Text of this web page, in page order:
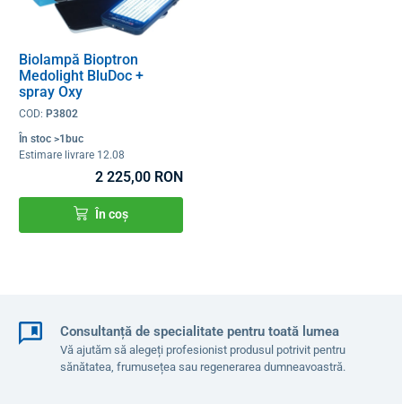
Biolampă Bioptron
Medolight BluDoc +
spray Oxy
COD: P3802
În stoc >1buc
Estimare livrare 12.08
2 225,00 RON
În coș
Consultanță de specialitate pentru toată lumea
Vă ajutăm să alegeți profesionist produsul potrivit pentru
sănătatea, frumusețea sau regenerarea dumneavoastră.